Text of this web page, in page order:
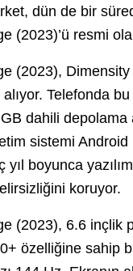
dün de bir
(2023)’ü resmi
(2023),
Telefonda
dahili depolama
sistemi Android
yıl boyunca
koruyor.
(2023), 6.6 inçlik
özelliğine sahip